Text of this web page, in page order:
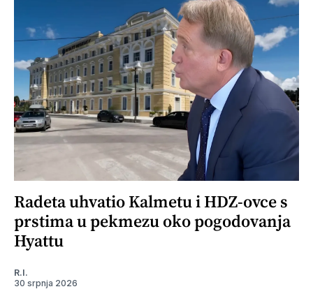
Radeta uhvatio Kalmetu i HDZ-ovce s
prstima u pekmezu oko pogodovanja
Hyattu
R.I.
30 srpnja 2026